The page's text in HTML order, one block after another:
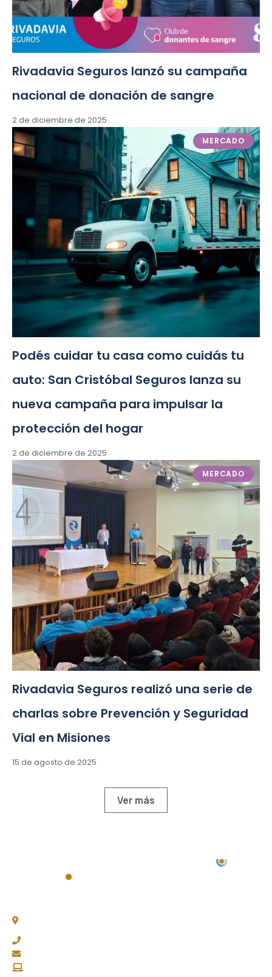
Rivadavia Seguros lanzó su campaña
nacional de donación de sangre
2 de diciembre de 2025
MERCADO
Podés cuidar tu casa como cuidás tu
auto: San Cristóbal Seguros lanza su
nueva campaña para impulsar la
protección del hogar
2 de diciembre de 2025
MERCADO
Rivadavia Seguros realizó una serie de
charlas sobre Prevención y Seguridad
Vial en Misiones
15 de agosto de 2025
Ver más